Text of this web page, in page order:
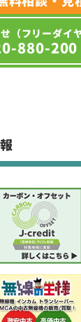
（フリーダイヤ
880-200